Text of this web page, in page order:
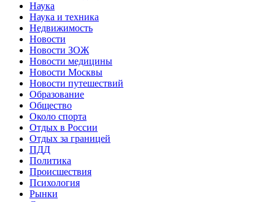
Наука
Наука и техника
Недвижимость
Новости
Новости ЗОЖ
Новости медицины
Новости Москвы
Новости путешествий
Образование
Общество
Около спорта
Отдых в России
Отдых за границей
ПДД
Политика
Происшествия
Психология
Рынки